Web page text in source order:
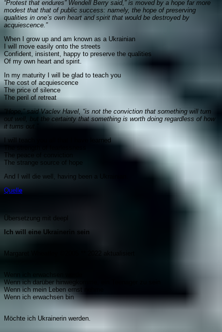
“Protest that endures” Wendell Berry said,” is moved by a hope far more
modest that that of public success: namely, the hope of preserving
qualities in one’s own heart and spirit that would be destroyed by
acquiescence.”
When I grow up and am known as a Ukrainian
I will move easily onto the streets
Confident, insistent, happy to preserve the qualities
Of my own heart and spirit.
In my maturity I will be glad to teach you
The cost of acquiescence
The price of silence
The peril of retreat
“Hope,” said Vaclev Havel, “is not the conviction that something will turn
out well, but the certainty that something is worth doing regardless of how
it turns out.”
I will teach you all that I have learned
The peace of conviction
The strange source of hope
And I will die well, having been a Ukrainian.
Quell e
Übersetzung mit deepl
Ich will eine Ukrainerin sein
Margaret Wheatley ©2005 ** 2022 aktualisiert
Wenn ich erwachsen werde
Wenn ich darüber hinwegkomme, ein Teenager zu sein
Wenn ich mein Leben ernst nehme
Wenn ich erwachsen bin
Möchte ich Ukrainerin werden.